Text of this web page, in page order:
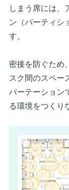
しまう席には、
ン（パーティシ
す。
密接を防ぐため
スク間のスペー
パーテーション
る環境をつくり